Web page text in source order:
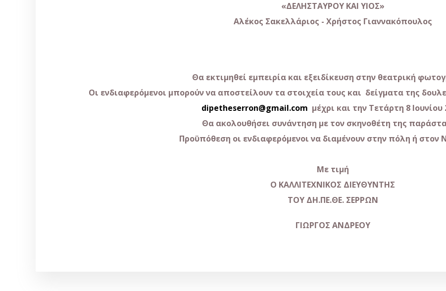
«ΔΕΛΗΣΤΑΥΡΟΥ ΚΑΙ ΥΙΟΣ»
Αλέκος Σακελλάριος - Χρήστος Γιαννακόπουλος
Θα εκτιμηθεί εμπειρία και εξειδίκευση στην θεατρική
Οι ενδιαφερόμενοι μπορούν να αποστείλουν τα στοιχεία τους και δείγματα της
dipetheserron@gmail.com μέχρι και την Τετάρτη 8 Ιουνίου
Θα ακολουθήσει συνάντηση με τον σκηνοθέτη της
Προϋπόθεση οι ενδιαφερόμενοι να διαμένουν στην πόλη ή στον
Με τιμή
Ο ΚΑΛΛΙΤΕΧΝΙΚΟΣ ΔΙΕΥΘΥΝΤΗΣ
ΤΟΥ ΔΗ.ΠΕ.ΘΕ. ΣΕΡΡΩΝ
ΓΙΩΡΓΟΣ ΑΝΔΡΕΟΥ